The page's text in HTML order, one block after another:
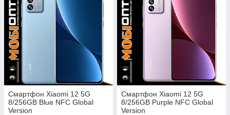
Смартфон Xiaomi 12 5G
8/256GB Blue NFC Global
Version
Смартфон Xiaomi 12 5G
8/256GB Purple NFC Global
Version